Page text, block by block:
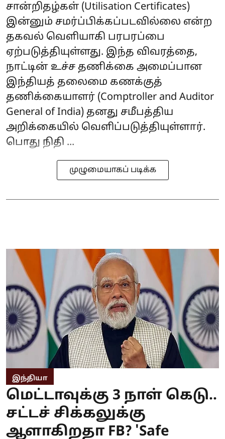
சான்றிதழ்கள் (Utilisation Certificates)
இன்னும் சமர்ப்பிக்கப்படவில்லை என்ற
தகவல் வெளியாகி பரபரப்பை
ஏற்படுத்தியுள்ளது. இந்த விவரத்தை,
நாட்டின் உச்ச தணிக்கை அமைப்பான
இந்தியத் தலைமை கணக்குத்
தணிக்கையாளர் (Comptroller and Auditor
General of India) தனது சமீபத்திய
அறிக்கையில் வெளிப்படுத்தியுள்ளார்.
பொது நிதி ...
முழுமையாகப் படிக்க
இந்தியா
மெட்டாவுக்கு 3 நாள் கெடு..
சட்டச் சிக்கலுக்கு
ஆளாகிறதா FB? 'Safe